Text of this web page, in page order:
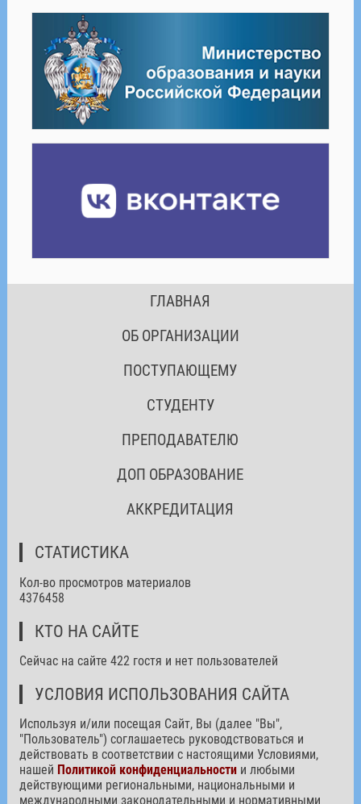
ГЛАВНАЯ
ОБ ОРГАНИЗАЦИИ
ПОСТУПАЮЩЕМУ
СТУДЕНТУ
ПРЕПОДАВАТЕЛЮ
ДОП ОБРАЗОВАНИЕ
АККРЕДИТАЦИЯ
СТАТИСТИКА
Кол-во просмотров материалов
4376458
КТО НА САЙТЕ
Сейчас на сайте 422 гостя и нет пользователей
УСЛОВИЯ ИСПОЛЬЗОВАНИЯ САЙТА
Используя и/или посещая Сайт, Вы (далее "Вы",
"Пользователь") соглашаетесь руководствоваться и
действовать в соответствии с настоящими Условиями,
нашей Политикой конфиденциальностии любыми
действующими региональными, национальными и
международными законодательными и нормативными